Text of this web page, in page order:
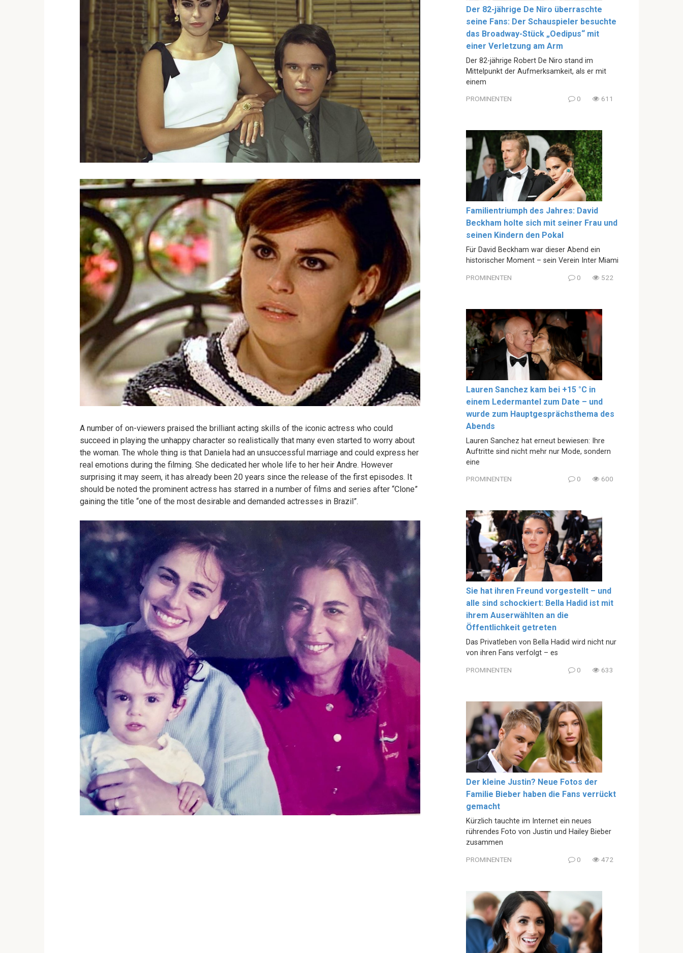
A number of on-viewers praised the brilliant acting skills of the iconic actress who could
succeed in playing the unhappy character so realistically that many even started to worry about
the woman. The whole thing is that Daniela had an unsuccessful marriage and could express her
real emotions during the filming. She dedicated her whole life to her heir Andre. However
surprising it may seem, it has already been 20 years since the release of the first episodes. It
should be noted the prominent actress has starred in a number of films and series after “Clone”
gaining the title “one of the most desirable and demanded actresses in Brazil”.
Der 82-jährige De Niro überraschte
seine Fans: Der Schauspieler besuchte
das Broadway-Stück „Oedipus“ mit
einer Verletzung am Arm
Der 82-jährige Robert De Niro stand im
Mittelpunkt der Aufmerksamkeit, als er mit
einem
PROMINENTEN 0 611
Familientriumph des Jahres: David
Beckham holte sich mit seiner Frau und
seinen Kindern den Pokal
Für David Beckham war dieser Abend ein
historischer Moment – sein Verein Inter Miami
PROMINENTEN 0 522
Lauren Sanchez kam bei +15 °C in
einem Ledermantel zum Date – und
wurde zum Hauptgesprächsthema des
Abends
Lauren Sanchez hat erneut bewiesen: Ihre
Auftritte sind nicht mehr nur Mode, sondern
eine
PROMINENTEN 0 600
Sie hat ihren Freund vorgestellt – und
alle sind schockiert: Bella Hadid ist mit
ihrem Auserwählten an die
Öffentlichkeit getreten
Das Privatleben von Bella Hadid wird nicht nur
von ihren Fans verfolgt – es
PROMINENTEN 0 633
Der kleine Justin? Neue Fotos der
Familie Bieber haben die Fans verrückt
gemacht
Kürzlich tauchte im Internet ein neues
rührendes Foto von Justin und Hailey Bieber
zusammen
PROMINENTEN 0 472